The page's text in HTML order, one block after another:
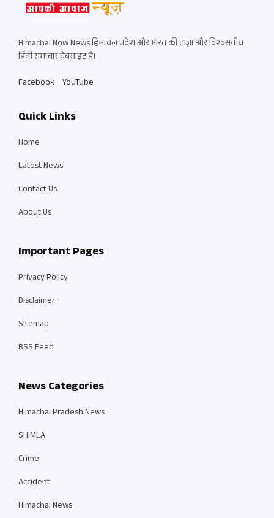
Himachal Now News हिमाचल प्रदेश और भारत की ताज़ा और विश्वसनीय
हिंदी समाचार वेबसाइट है।
Facebook YouTube
Quick Links
Home
Latest News
Contact Us
About Us
Important Pages
Privacy Policy
Disclaimer
Sitemap
RSS Feed
News Categories
Himachal Pradesh News
SHIMLA
Crime
Accident
Himachal News